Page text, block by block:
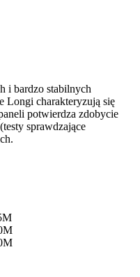
i bardzo stabilnych
Longi charakteryzują się
potwierdza zdobycie
sprawdzające